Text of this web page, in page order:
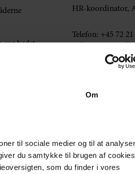
Om
til sociale medier og til at
du samtykke til brugen af
som du finder i vores
sag bedst
udvikling
HR-koordinator,
Telefon: +45 72 21
invitationer til arrangementer,
de fagområder, der